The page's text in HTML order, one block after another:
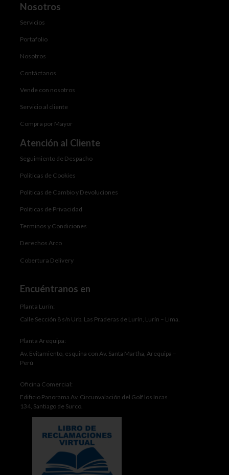
Nosotros
Servicios
Portafolio
Nosotros
Contáctanos
Vende con nosotros
Servicio al cliente
Compra por Mayor
Atención al Cliente
Seguimiento de Despacho
Politicas de Cookies
Politicas de Cambio y Devoluciones
Politicas de Privacidad
Terminos y Condiciones
Derechos Arco
Cobertura Delivery
Encuéntranos en
Planta Lurín:
Calle Sección 8 s/n Urb. Las Praderas de Lurín, Lurín – Lima.
Planta Arequipa:
Av. Evitamiento, esquina con Av. Santa Martha, Arequipa –
Perú
Oficina Comercial:
Edificio Panorama Av. Circunvalación del Golf los Incas
134, Santiago de Surco.